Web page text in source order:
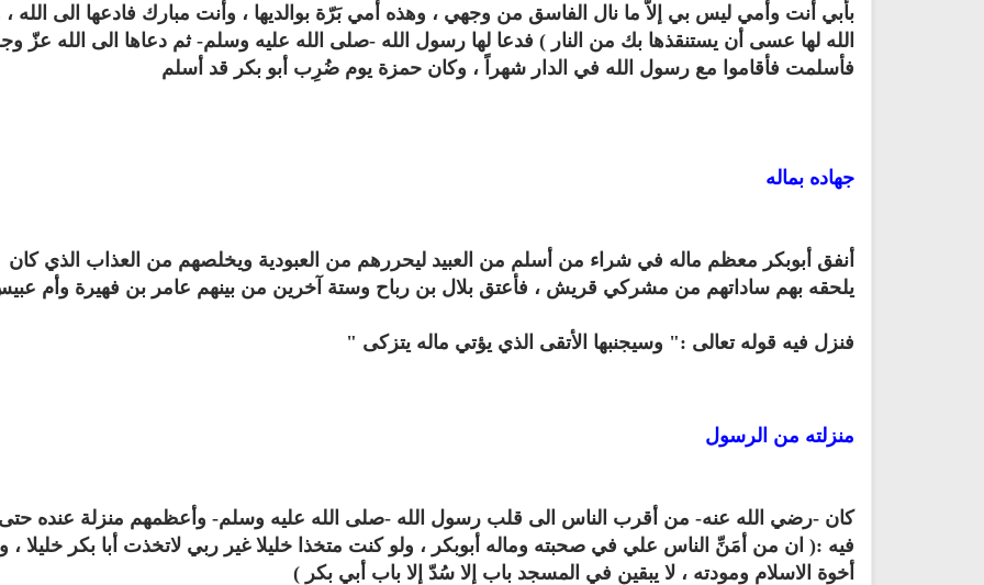
بأبي أنت وأمي ليس بي إلاّ ما نال الفاسق من وجهي ، وهذه أمي بَرّة بوالديها ، وأنت مبارك فادعها الى الله ،
الله لها عسى أن يستنقذها بك من النار ) فدعا لها رسول الله -صلى الله عليه وسلم- ثم دعاها الى الله عزّ
فأسلمت فأقاموا مع رسول الله في الدار شهراً ، وكان حمزة يوم ضُرِب أبو بكر قد أسلم
جهاده بماله
أنفق أبوبكر معظم ماله في شراء من أسلم من العبيد ليحررهم من العبودية ويخلصهم من العذاب الذي كان
يلحقه بهم ساداتهم من مشركي قريش ، فأعتق بلال بن رباح وستة آخرين من بينهم عامر بن فهيرة وأم
فنزل فيه قوله تعالى :" وسيجنبها الأتقى الذي يؤتي ماله يتزكى "
منزلته من الرسول
كان -رضي الله عنه- من أقرب الناس الى قلب رسول الله -صلى الله عليه وسلم- وأعظمهم منزلة عنده
فيه :( ان من أمَنِّ الناس علي في صحبته وماله أبوبكر ، ولو كنت متخذا خليلا غير ربي لاتخذت أبا بكر خليلا ،
أخوة الاسلام ومودته ، لا يبقين في المسجد باب إلا سُدّ إلا باب أبي بكر )
كتب الأسرة والمرأة المسلمة
كتاب تربية الاولاد في الاسلام
تحميل كتب السيرة النبوية
السيرة النبوية للأطفال والناشئة
تحميل كتب السيرة النبوية
السيرة النبوية المستوى الأول
تحميل كتب السيرة